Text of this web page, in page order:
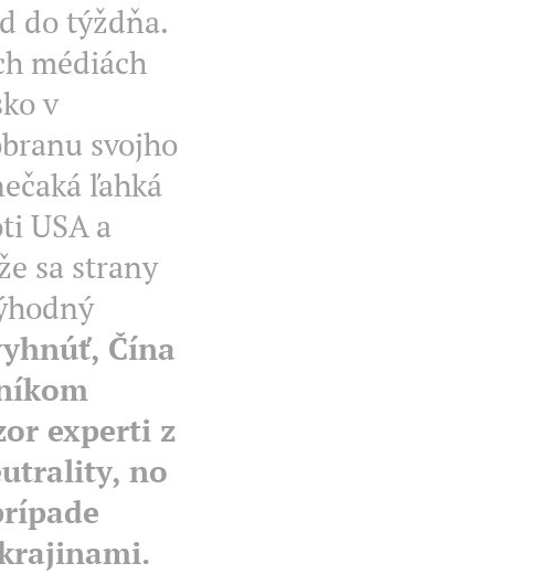
do týždňa.
médiách
v
svojho
ľahká
USA a
sa strany
Čína
experti z
no